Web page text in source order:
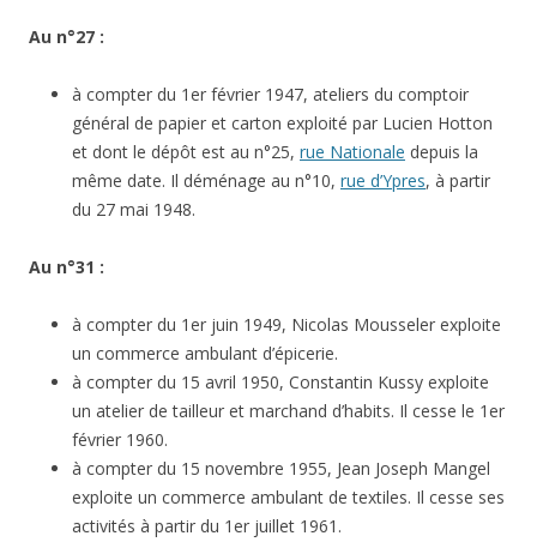
Au n°27 :
à compter du 1er février 1947, ateliers du comptoir
général de papier et carton exploité par Lucien Hotton
et dont le dépôt est au n°25, rue Nationale depuis la
même date. Il déménage au n°10, rue d’Ypres, à partir
du 27 mai 1948.
Au n°31 :
à compter du 1er juin 1949, Nicolas Mousseler exploite
un commerce ambulant d’épicerie.
à compter du 15 avril 1950, Constantin Kussy exploite
un atelier de tailleur et marchand d’habits. Il cesse le 1er
février 1960.
à compter du 15 novembre 1955, Jean Joseph Mangel
exploite un commerce ambulant de textiles. Il cesse ses
activités à partir du 1er juillet 1961.